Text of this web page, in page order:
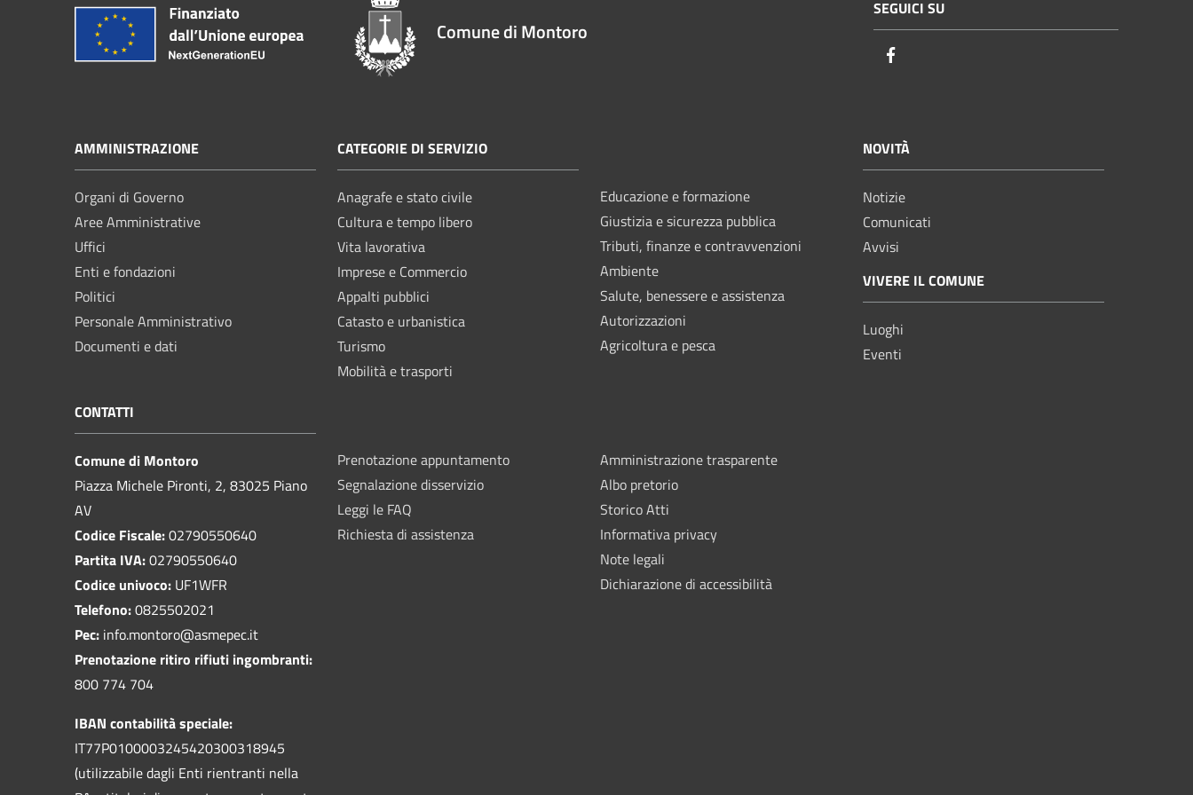
Comune di Montoro
SEGUICI SU
AMMINISTRAZIONE
Organi di Governo
Aree Amministrative
Uffici
Enti e fondazioni
Politici
Personale Amministrativo
Documenti e dati
CATEGORIE DI SERVIZIO
Anagrafe e stato civile
Cultura e tempo libero
Vita lavorativa
Imprese e Commercio
Appalti pubblici
Catasto e urbanistica
Turismo
Mobilità e trasporti
Educazione e formazione
Giustizia e sicurezza pubblica
Tributi, finanze e contravvenzioni
Ambiente
Salute, benessere e assistenza
Autorizzazioni
Agricoltura e pesca
NOVITÀ
Notizie
Comunicati
Avvisi
VIVERE IL COMUNE
Luoghi
Eventi
CONTATTI
Comune di Montoro
Piazza Michele Pironti, 2, 83025 Piano
AV
Codice Fiscale:02790550640
Partita IVA:02790550640
Codice univoco: UF1WFR
Telefono:0825502021
Pec: info.montoro@asmepec.it
Prenotazione ritiro rifiuti ingombranti:
800 774 704
IBAN contabilità speciale:
IT77P0100003245420300318945
(utilizzabile dagli Enti rientranti nella
Prenotazione appuntamento
Segnalazione disservizio
Leggi le FAQ
Richiesta di assistenza
Amministrazione trasparente
Albo pretorio
Storico Atti
Informativa privacy
Note legali
Dichiarazione di accessibilità